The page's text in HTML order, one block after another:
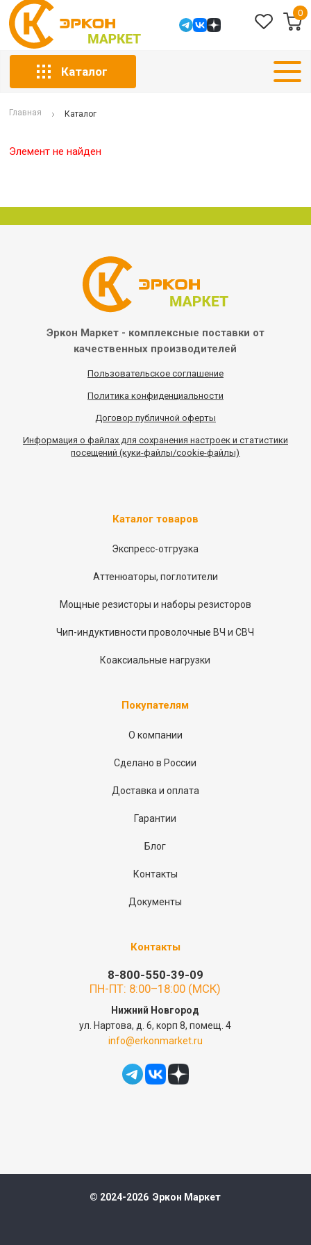
0
Каталог
Главная Каталог
Элемент не найден
Эркон Маркет - комплексные поставки от
качественных производителей
Пользовательское соглашение
Политика конфиденциальности
Договор публичной оферты
Информация о файлах для сохранения настроек и статистики
посещений (куки-файлы/cookie-файлы)
Каталог товаров
Экспресс-отгрузка
Аттенюаторы, поглотители
Мощные резисторы и наборы резисторов
Чип-индуктивности проволочные ВЧ и СВЧ
Коаксиальные нагрузки
Покупателям
О компании
Сделано в России
Доставка и оплата
Гарантии
Блог
Контакты
Документы
Контакты
8-800-550-39-09
ПН-ПТ: 8:00–18:00 (МСК)
Нижний Новгород
ул. Нартова, д. 6, корп 8, помещ. 4
info@erkonmarket.ru
© 2024-2026 Эркон Маркет